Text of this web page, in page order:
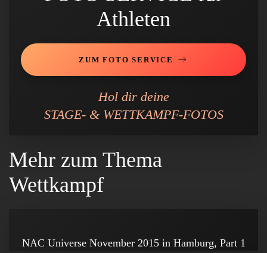
Athleten
ZUM FOTO SERVICE
Hol dir deine
STAGE- & WETTKAMPF-FOTOS
Mehr zum Thema
Wettkampf
NAC Universe November 2015 in Hamburg, Part 1